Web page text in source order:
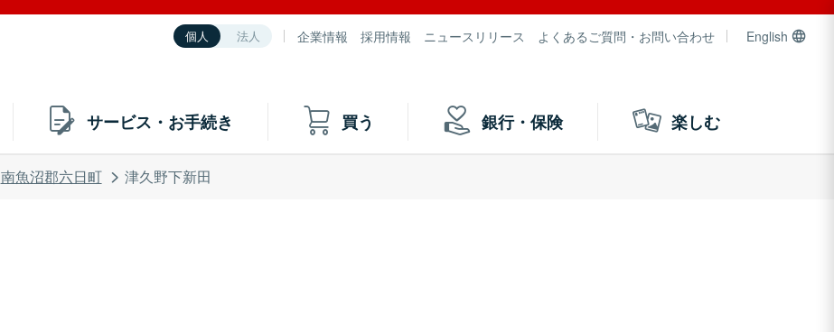
個人 法人 企業情報 採用情報 ニュースリリース よくあるご質問・お問い合わせ English
サービス・お手続き 買う 銀行・保険 楽しむ
南魚沼郡六日町 津久野下新田